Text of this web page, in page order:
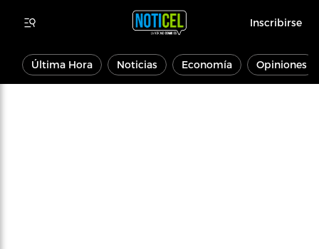
Inscribirse
Última Hora Noticias Economía Opiniones